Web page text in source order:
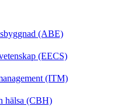
(ABE)
(EECS)
(ITM)
hälsa (CBH)